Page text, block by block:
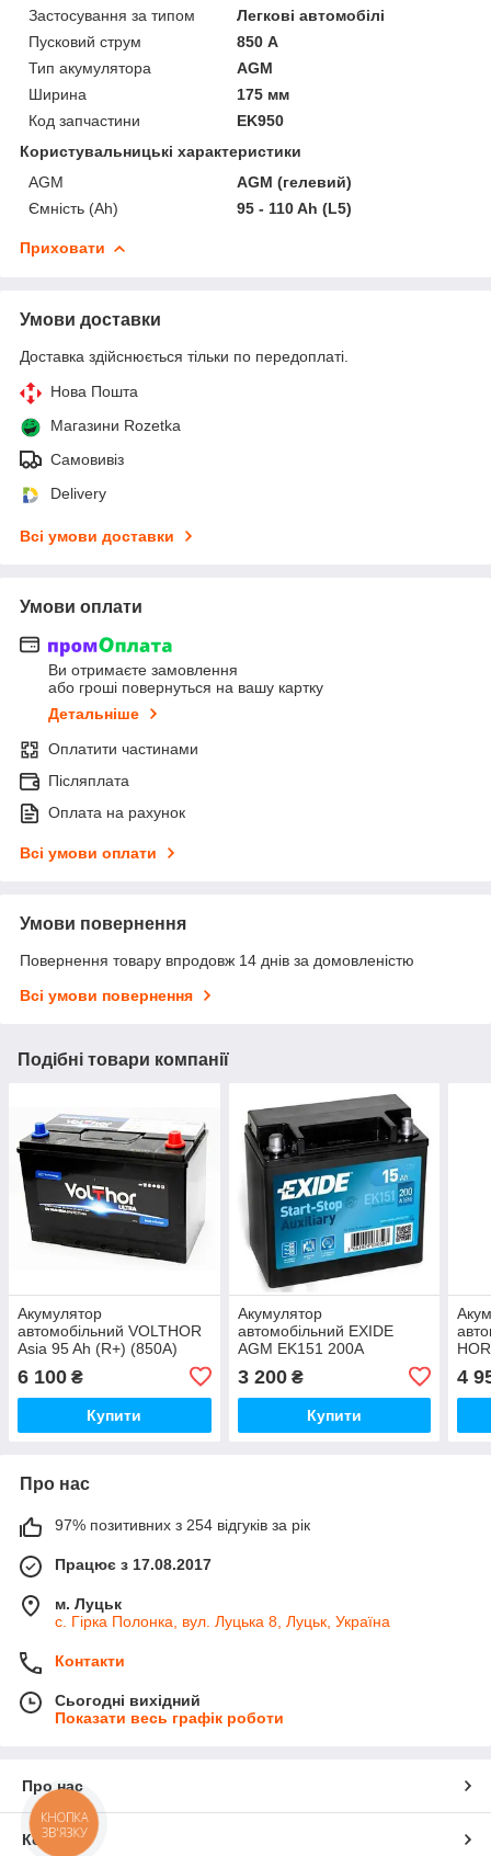
Застосування за типом
Легкові автомобілі
Пусковий струм
850 А
Тип акумулятора
AGM
Ширина
175 мм
Код запчастини
EK950
Користувальницькі характеристики
AGM
AGM (гелевий)
Ємність (Ah)
95 - 110 Ah (L5)
Приховати
Умови доставки
Доставка здійснюється тільки по передоплаті.
Нова Пошта
Магазини Rozetka
Самовивіз
Delivery
Всі умови доставки
Умови оплати
Ви отримаєте замовлення
або гроші повернуться на вашу картку
Детальніше
Оплатити частинами
Післяплата
Оплата на рахунок
Всі умови оплати
Умови повернення
Повернення товару впродовж 14 днів за домовленістю
Всі умови повернення
Подібні товари компанії
Акумулятор
автомобільний VOLTHOR
Asia 95 Ah (R+) (850A)
6 100 ₴
Купити
Акумулятор
автомобільний EXIDE
AGM EK151 200А
допоміжна L+ круглі клеми
3 200₴
Купити
4
Про нас
97% позитивних з 254 відгуків за рік
Працює з 17.08.2017
м. Луцьк
с. Гірка Полонка, вул. Луцька 8, Луцьк, Україна
Контакти
Сьогодні вихідний
Показати весь графік роботи
Про нас
Контакти
КНОПКА
ЗВ'ЯЗКУ